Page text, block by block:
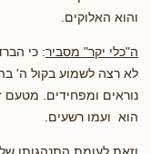
והוא האלוקים.
ה"כלי יקר" מסביר: כי
לא רצה לשמוע בקול ה'
נוראים ומפחידים. מטעם
הוא ועמו רשעים.
וזאת לעומת התנהגותו